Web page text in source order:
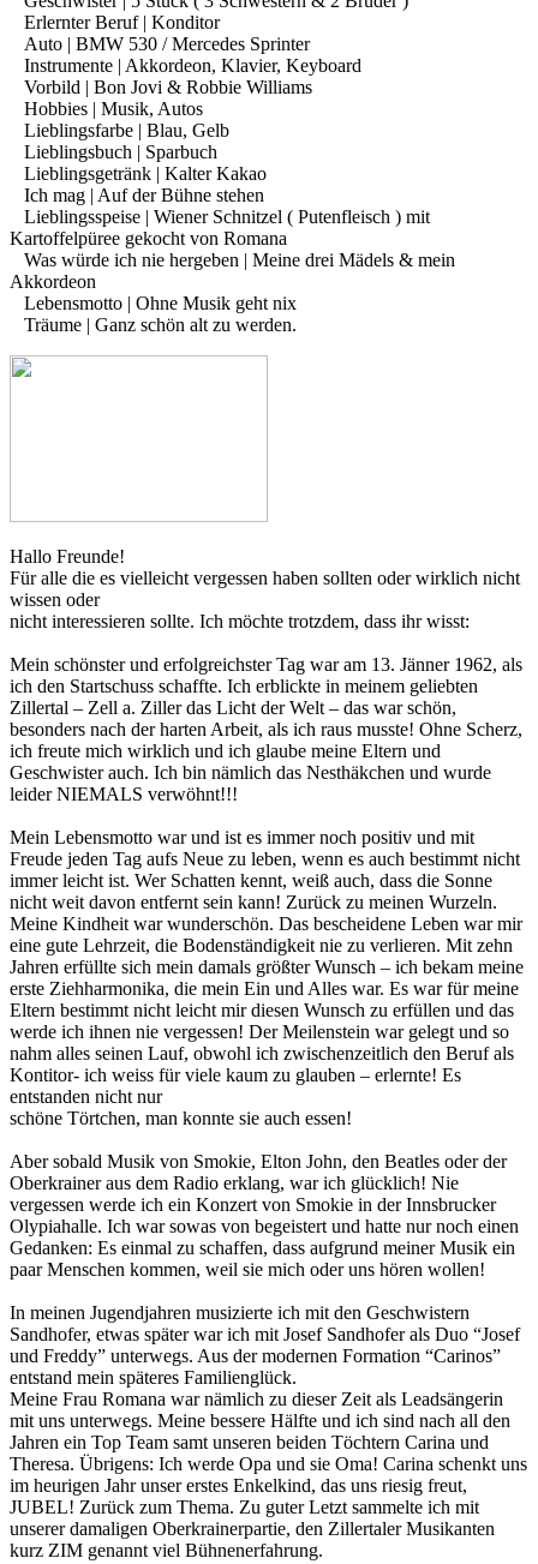
Erlernter Beruf | Konditor
Auto | BMW 530 / Mercedes Sprinter
Instrumente | Akkordeon, Klavier, Keyboard
Vorbild | Bon Jovi & Robbie Williams
Hobbies | Musik, Autos
Lieblingsfarbe | Blau, Gelb
Lieblingsbuch | Sparbuch
Lieblingsgetränk | Kalter Kakao
Ich mag | Auf der Bühne stehen
Lieblingsspeise | Wiener Schnitzel ( Putenfleisch ) mit
Kartoffelpüree gekocht von Romana
Was würde ich nie hergeben | Meine drei Mädels & mein
Akkordeon
Lebensmotto | Ohne Musik geht nix
Träume | Ganz schön alt zu werden.
Hallo Freunde!
Für alle die es vielleicht vergessen haben sollten oder wirklich nicht
wissen oder
nicht interessieren sollte. Ich möchte trotzdem, dass ihr wisst:
Mein schönster und erfolgreichster Tag war am 13. Jänner 1962, als
ich den Startschuss schaffte. Ich erblickte in meinem geliebten
Zillertal – Zell a. Ziller das Licht der Welt – das war schön,
besonders nach der harten Arbeit, als ich raus musste! Ohne Scherz,
ich freute mich wirklich und ich glaube meine Eltern und
Geschwister auch. Ich bin nämlich das Nesthäkchen und wurde
leider NIEMALS verwöhnt!!!
Mein Lebensmotto war und ist es immer noch positiv und mit
Freude jeden Tag aufs Neue zu leben, wenn es auch bestimmt nicht
immer leicht ist. Wer Schatten kennt, weiß auch, dass die Sonne
nicht weit davon entfernt sein kann! Zurück zu meinen Wurzeln.
Meine Kindheit war wunderschön. Das bescheidene Leben war mir
eine gute Lehrzeit, die Bodenständigkeit nie zu verlieren. Mit zehn
Jahren erfüllte sich mein damals größter Wunsch – ich bekam meine
erste Ziehharmonika, die mein Ein und Alles war. Es war für meine
Eltern bestimmt nicht leicht mir diesen Wunsch zu erfüllen und das
werde ich ihnen nie vergessen! Der Meilenstein war gelegt und so
nahm alles seinen Lauf, obwohl ich zwischenzeitlich den Beruf als
Kontitor- ich weiss für viele kaum zu glauben – erlernte! Es
entstanden nicht nur
schöne Törtchen, man konnte sie auch essen!
Aber sobald Musik von Smokie, Elton John, den Beatles oder der
Oberkrainer aus dem Radio erklang, war ich glücklich! Nie
vergessen werde ich ein Konzert von Smokie in der Innsbrucker
Olypiahalle. Ich war sowas von begeistert und hatte nur noch einen
Gedanken: Es einmal zu schaffen, dass aufgrund meiner Musik ein
paar Menschen kommen, weil sie mich oder uns hören wollen!
In meinen Jugendjahren musizierte ich mit den Geschwistern
Sandhofer, etwas später war ich mit Josef Sandhofer als Duo “Josef
und Freddy” unterwegs. Aus der modernen Formation “Carinos”
entstand mein späteres Familienglück.
Meine Frau Romana war nämlich zu dieser Zeit als Leadsängerin
mit uns unterwegs. Meine bessere Hälfte und ich sind nach all den
Jahren ein Top Team samt unseren beiden Töchtern Carina und
Theresa. Übrigens: Ich werde Opa und sie Oma! Carina schenkt uns
im heurigen Jahr unser erstes Enkelkind, das uns riesig freut,
JUBEL! Zurück zum Thema. Zu guter Letzt sammelte ich mit
unserer damaligen Oberkrainerpartie, den Zillertaler Musikanten
kurz ZIM genannt viel Bühnenerfahrung.